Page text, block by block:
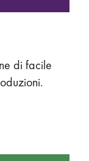
di facile